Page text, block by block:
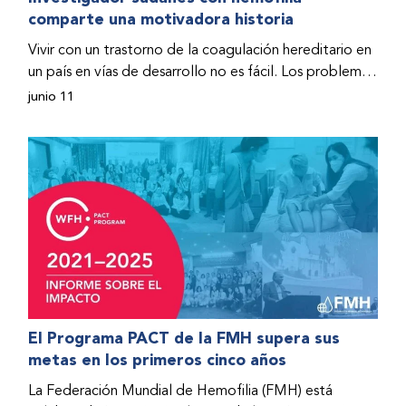
hospitalizado y terminó con daños graves en ambas
donado a través del Programa de Ayuda Humanitaria
de la Federación Mundial de Hemofilia (FMH) cuando
Fendi encontró la esperanza de una vida mejor.
comparte una motivadora historia
Vivir con un trastorno de la coagulación hereditario en
un país en vías de desarrollo no es fácil. Los problemas
se multiplican drásticamente cuando el país también
Hashim, hombre sudanés con hemofilia B, la vida no
representaba más que retos cotidianos hasta que la
asistencia proporcionada por la Federación Mundial
de Hemofilia (FMH) y su Programa de Ayuda
Humanitaria salvo su vida.
junio 11
El Programa PACT de la FMH supera sus
metas en los primeros cinco años
La Federación Mundial de Hemofilia (FMH) está